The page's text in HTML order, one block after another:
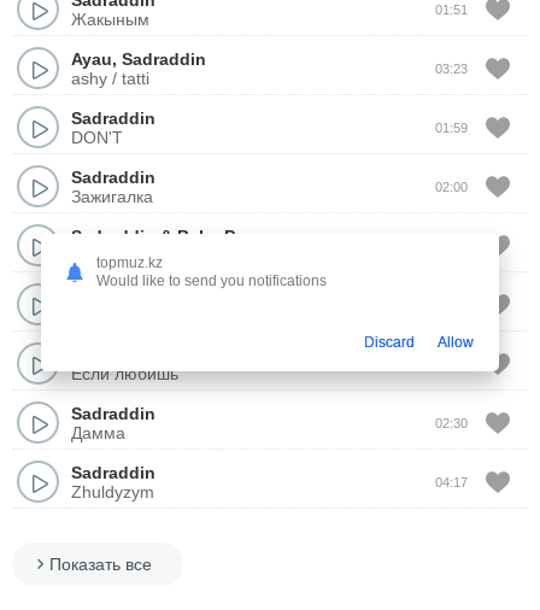
Жакыным
01:51
Ayau, Sadraddin
ashy / tatti
03:23
Sadraddin
DON'T
01:59
Sadraddin
Зажигалка
02:00
Sadraddin & Baha Puper
Королева
Если любишь
Sadraddin
Дамма
02:30
Sadraddin
Zhuldyzym
04:17
Показать все
topmuz.kz
Would like to send you notifications
Discard Allow